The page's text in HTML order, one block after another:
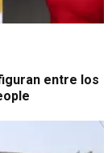
entre los